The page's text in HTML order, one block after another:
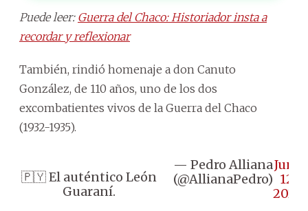
Puede leer: Guerra del Chaco: Historiador insta a
recordar y reflexionar
También, rindió homenaje a don Canuto
González, de 110 años, uno de los dos
excombatientes vivos de la Guerra del Chaco
(1932-1935).
🇵🇾 El auténtico León
Guaraní.
— Pedro Alliana
(@AllianaPedro)
June
12,
2026